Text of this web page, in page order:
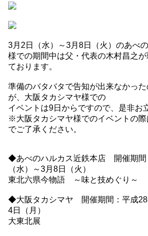
3月2日（水）～3月8日（火）のあべ
様での期間中は父・代表の木村昌之
ております。
準備のバタバタで告知が出来なかっ
が、大阪タカシマヤ様での
イベントは9日からですので、是非お
※大阪タカシマヤ様でのイベントの
でご了承ください。
◆あべのハルカス近鉄本店 開催期間
（水）～3月8日（火）
東北六県今物語 ～味と技めぐり～
◆大阪タカシマヤ 開催期間：平成28
4日（月）
大東北展